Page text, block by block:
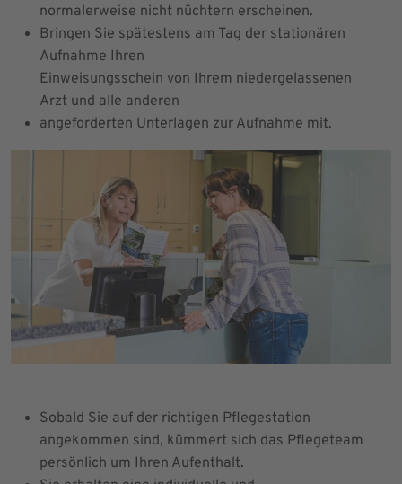
normalerweise nicht nüchtern erscheinen.
Bringen Sie spätestens am Tag der stationären
Aufnahme Ihren
Einweisungsschein von Ihrem niedergelassenen
Arzt und alle anderen
angeforderten Unterlagen zur Aufnahme mit.
Sobald Sie auf der richtigen Pflegestation
angekommen sind, kümmert sich das Pflegeteam
persönlich um Ihren Aufenthalt.